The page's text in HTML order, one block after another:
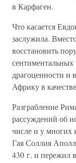
в Карфаген.
Что касается
заслужила.
восстановить
сентиментальных
драгоценности и
Африку в
Разграбление
рассуждений об
числе и у многих
Гая Соллия
430 г. и пережил